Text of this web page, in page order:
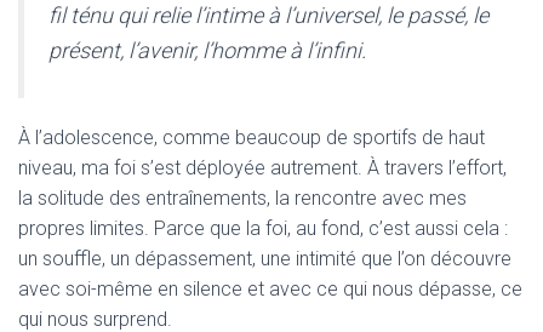
fil ténu qui relie l’intime à l’universel, le passé, le
présent, l’avenir, l’homme à l’infini.
À l’adolescence, comme beaucoup de sportifs de haut
niveau, ma foi s’est déployée autrement. À travers l’effort,
la solitude des entraînements, la rencontre avec mes
propres limites. Parce que la foi, au fond, c’est aussi cela :
un souffle, un dépassement, une intimité que l’on découvre
avec soi-même en silence et avec ce qui nous dépasse, ce
qui nous surprend.